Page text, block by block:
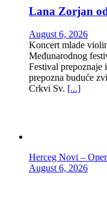
Lana Zorjan
August 6, 2026
Koncert mlade
Međunarodnog
Festival
prepozna buduće
Crkvi Sv. [...]
Herceg Novi –
August 6, 2026